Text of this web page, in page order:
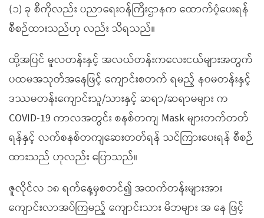
(၁) ခု စီကိုလည်း ပညာရေးဝန်ကြီးဌာနက ထောက်ပံ့ပေးရန်
စီစဉ်ထားသည်ဟု လည်း သိရသည်။
ထို့အပြင် မူလတန်းနှင့် အလယ်တန်းကလေးငယ်များအတွက်
ပထမအသုတ်အနေဖြင့် ကျောင်းစတက် ရမည့် နဝမတန်းနှင့်
ဒဿမတန်းကျောင်းသူ/သားနှင့် ဆရာ/ဆရာမများ က
COVID-19 ကာလအတွင်း စနစ်တကျ Mask များတက်တတ်
ရန်နှင့် လက်စနစ်တကျဆေးတတ်ရန် သင်ကြားပေးရန် စီစဉ်
ထားသည် ဟုလည်း ပြောသည်။
ဇူလိုင်လ ၁၈ ရက်နေ့မှစတင်၍ အထက်တန်းများအား
ကျောင်းလာအပ်ကြမည့် ကျောင်းသား မိဘများ အ နေ ဖြင့်